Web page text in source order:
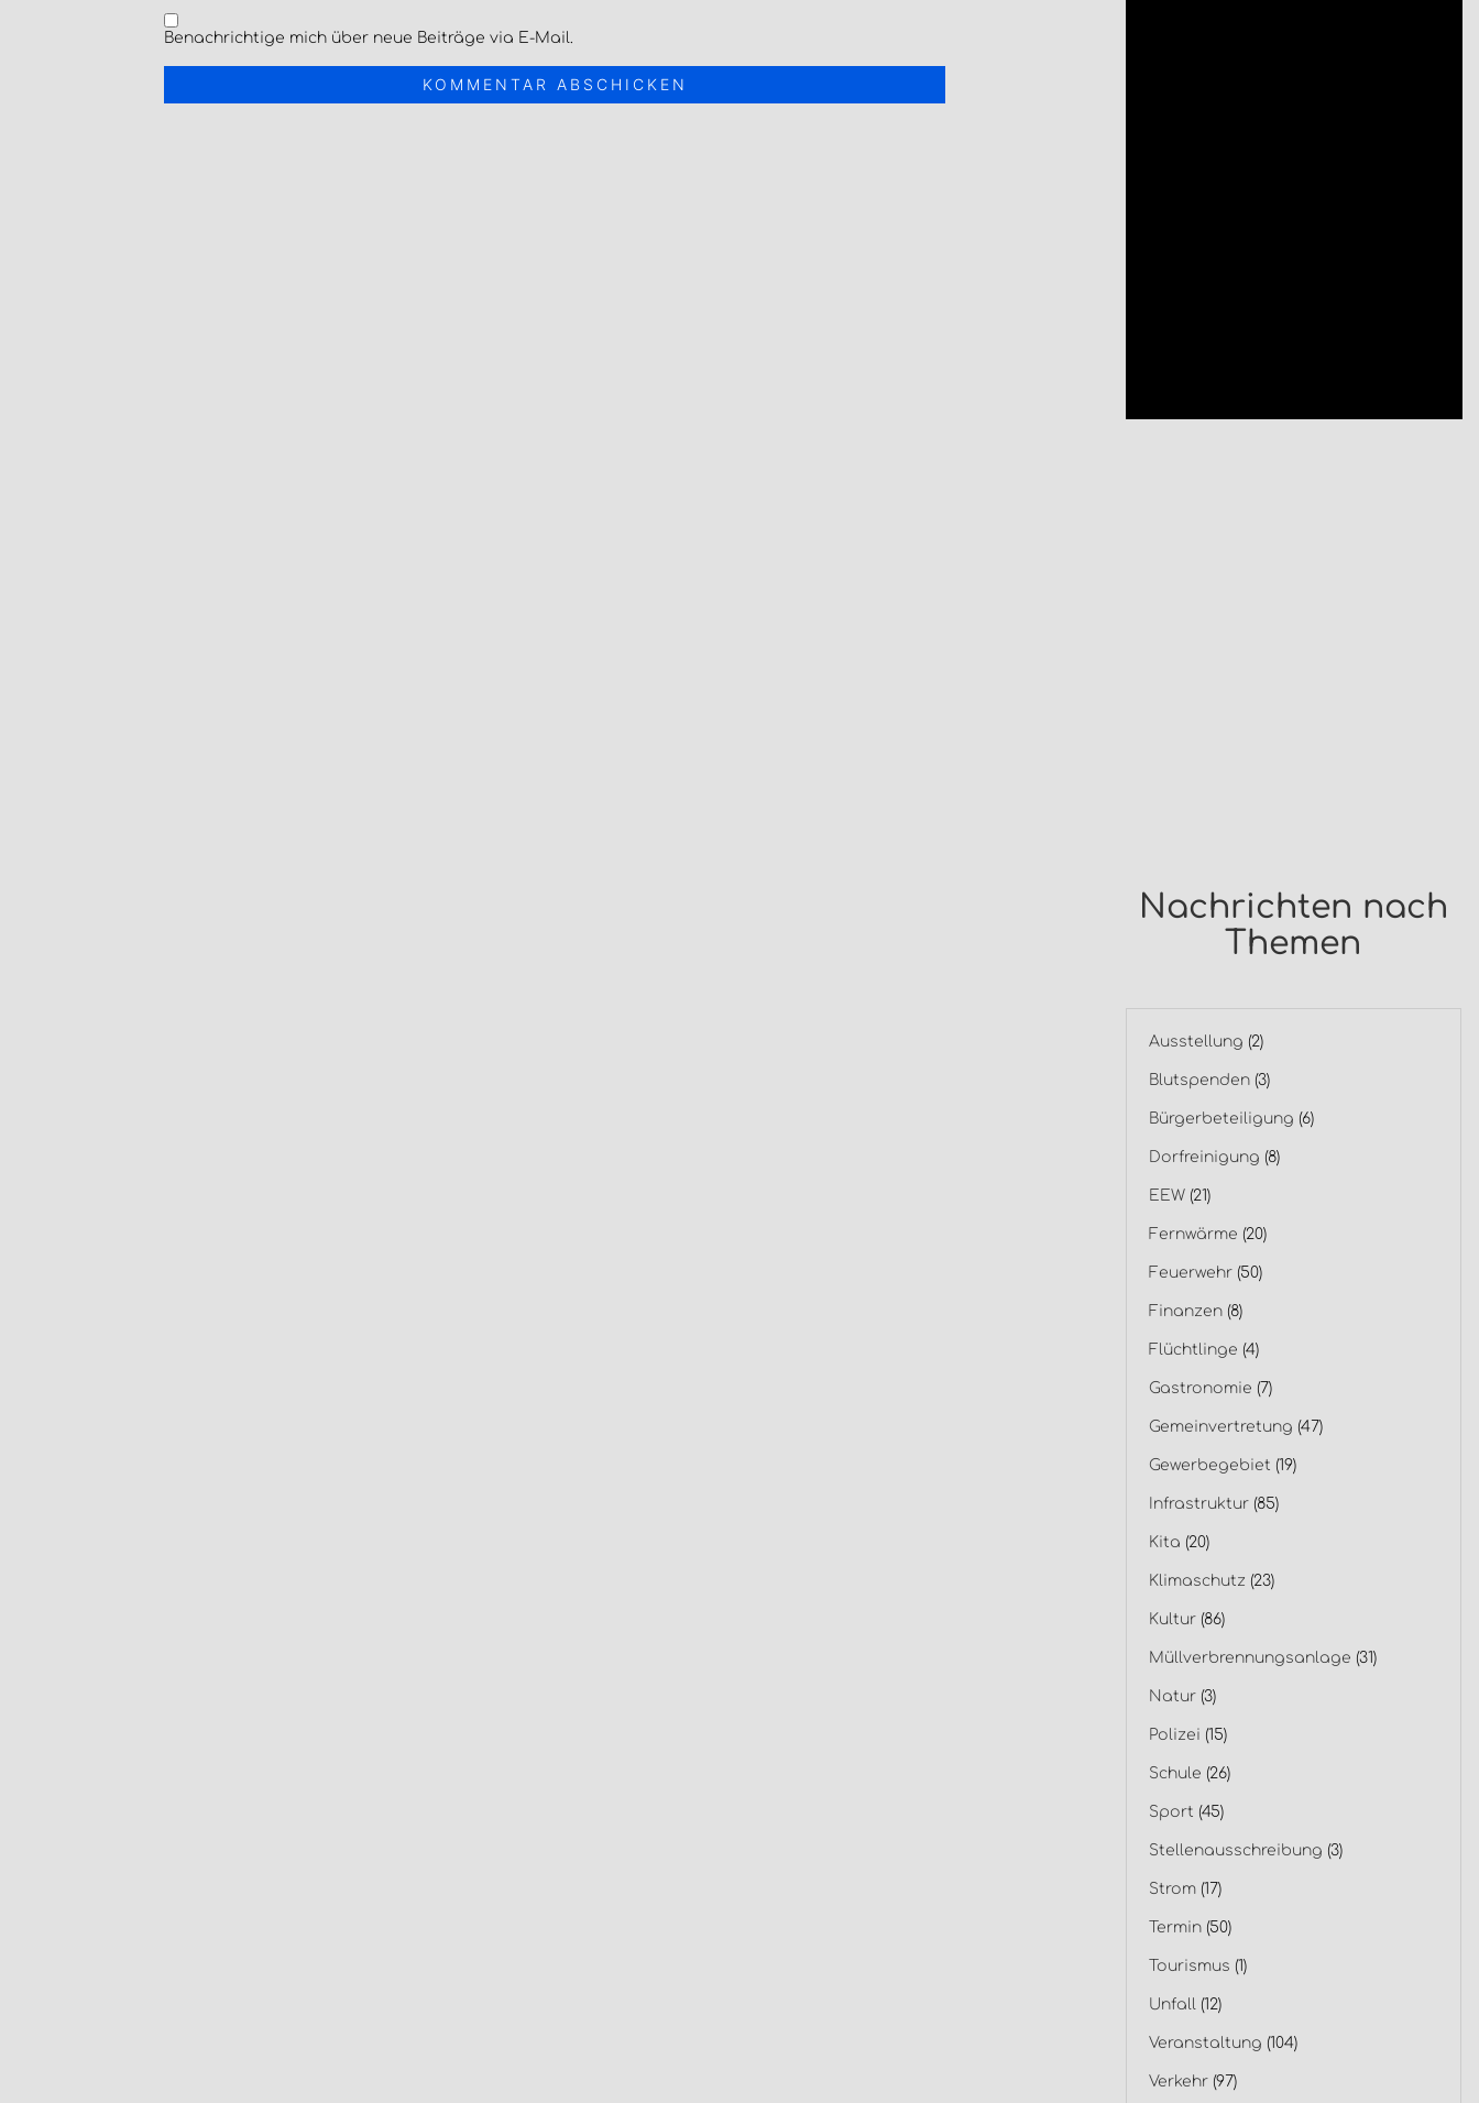
Benachrichtige mich über neue Beiträge via E-Mail.
Nachrichten nach
Themen
Ausstellung (2)
Blutspenden(3)
Bürgerbeteiligung (6)
Dorfreinigung (8)
EEW(21)
Fernwärme (20)
Feuerwehr(50)
Finanzen(8)
Flüchtlinge (4)
Gastronomie (7)
Gemeinvertretung (47)
Gewerbegebiet (19)
Infrastruktur(85)
Kita (20)
Klimaschutz (23)
Kultur(86)
Müllverbrennungsanlage (31)
Natur(3)
Polizei (15)
Schule (26)
Sport (45)
Stellenausschreibung (3)
Strom(17)
Termin(50)
Tourismus (1)
Unfall (12)
Veranstaltung (104)
Verkehr(97)